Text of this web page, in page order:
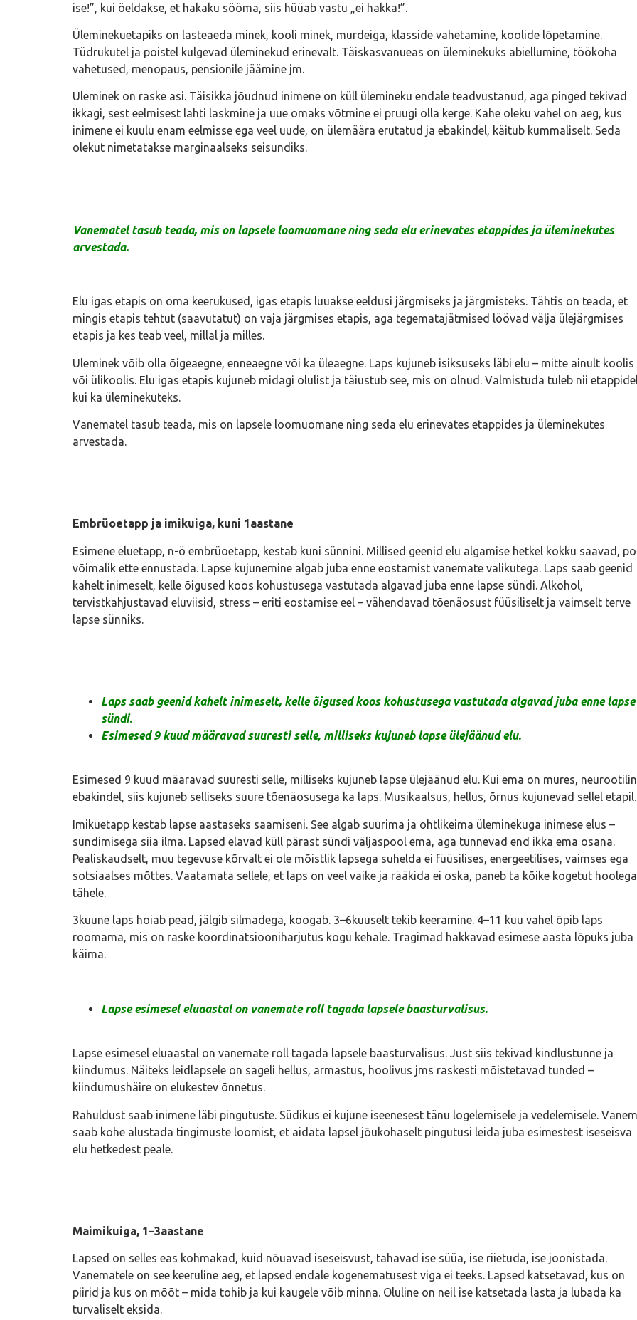
ise!”, kui öeldakse, et hakaku sööma, siis hüüab vastu „ei hakka!”.
Üleminekuetapiks on lasteaeda minek, kooli minek, murdeiga, klasside vahetamine, koolide lõpetamine.
Tüdrukutel ja poistel kulgevad üleminekud erinevalt. Täiskasvanueas on üleminekuks abiellumine, töökoha
vahetused, menopaus, pensionile jäämine jm.
Üleminek on raske asi. Täisikka jõudnud inimene on küll ülemineku endale teadvustanud, aga pinged tekivad
ikkagi, sest eelmisest lahti laskmine ja uue omaks võtmine ei pruugi olla kerge. Kahe oleku vahel on aeg, kus
inimene ei kuulu enam eelmisse ega veel uude, on ülemäära erutatud ja ebakindel, käitub kummaliselt. Seda
olekut nimetatakse marginaalseks seisundiks.
Vanematel tasub teada, mis on lapsele loomuomane ning seda elu erinevates etappides ja üleminekutes
arvestada.
Elu igas etapis on oma keerukused, igas etapis luuakse eeldusi järgmiseks ja järgmisteks. Tähtis on teada, et
mingis etapis tehtut (saavutatut) on vaja järgmises etapis, aga tegematajätmised löövad välja ülejärgmises
etapis ja kes teab veel, millal ja milles.
Üleminek võib olla õigeaegne, enneaegne või ka üleaegne. Laps kujuneb isiksuseks läbi elu – mitte ainult koolis
või ülikoolis. Elu igas etapis kujuneb midagi olulist ja täiustub see, mis on olnud. Valmistuda tuleb nii
kui ka üleminekuteks.
Vanematel tasub teada, mis on lapsele loomuomane ning seda elu erinevates etappides ja üleminekutes
arvestada.
Embrüoetapp ja imikuiga, kuni 1aastane
Esimene eluetapp, n-ö embrüoetapp, kestab kuni sünnini. Millised geenid elu algamise hetkel kokku saavad,
võimalik ette ennustada. Lapse kujunemine algab juba enne eostamist vanemate valikutega. Laps saab geenid
kahelt inimeselt, kelle õigused koos kohustusega vastutada algavad juba enne lapse sündi. Alkohol,
tervistkahjustavad eluviisid, stress – eriti eostamise eel – vähendavad tõenäosust füüsiliselt ja vaimselt terve
lapse sünniks.
Laps saab geenid kahelt inimeselt, kelle õigused koos kohustusega vastutada algavad juba enne lapse
sündi.
Esimesed 9 kuud määravad suuresti selle, milliseks kujuneb lapse ülejäänud elu.
Esimesed 9 kuud määravad suuresti selle, milliseks kujuneb lapse ülejäänud elu. Kui ema on mures,
ebakindel, siis kujuneb selliseks suure tõenäosusega ka laps. Musikaalsus, hellus, õrnus kujunevad sellel etapil.
Imikuetapp kestab lapse aastaseks saamiseni. See algab suurima ja ohtlikeima üleminekuga inimese elus –
sündimisega siia ilma. Lapsed elavad küll pärast sündi väljaspool ema, aga tunnevad end ikka ema osana.
Pealiskaudselt, muu tegevuse kõrvalt ei ole mõistlik lapsega suhelda ei füüsilises, energeetilises, vaimses ega
sotsiaalses mõttes. Vaatamata sellele, et laps on veel väike ja rääkida ei oska, paneb ta kõike kogetut hoolega
tähele.
3kuune laps hoiab pead, jälgib silmadega, koogab. 3–6kuuselt tekib keeramine. 4–11 kuu vahel õpib laps
roomama, mis on raske koordinatsiooniharjutus kogu kehale. Tragimad hakkavad esimese aasta lõpuks juba
käima.
Lapse esimesel eluaastal on vanemate roll tagada lapsele baasturvalisus.
Lapse esimesel eluaastal on vanemate roll tagada lapsele baasturvalisus. Just siis tekivad kindlustunne ja
kiindumus. Näiteks leidlapsele on sageli hellus, armastus, hoolivus jms raskesti mõistetavad tunded –
kiindumushäire on elukestev õnnetus.
Rahuldust saab inimene läbi pingutuste. Südikus ei kujune iseenesest tänu logelemisele ja vedelemisele. Vanem
saab kohe alustada tingimuste loomist, et aidata lapsel jõukohaselt pingutusi leida juba esimestest iseseisva
elu hetkedest peale.
Maimikuiga, 1–3aastane
Lapsed on selles eas kohmakad, kuid nõuavad iseseisvust, tahavad ise süüa, ise riietuda, ise joonistada.
Vanematele on see keeruline aeg, et lapsed endale kogenematusest viga ei teeks. Lapsed katsetavad, kus on
piirid ja kus on mõõt – mida tohib ja kui kaugele võib minna. Oluline on neil ise katsetada lasta ja lubada ka
turvaliselt eksida.